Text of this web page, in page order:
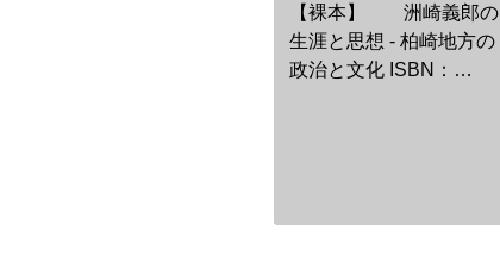
【裸本】 洲崎義郎の
生涯と思想 - 柏崎地方の
政治と文化 ISBN：